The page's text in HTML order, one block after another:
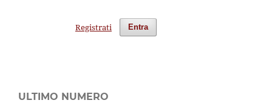
Entra
Registrati
ULTIMO NUMERO